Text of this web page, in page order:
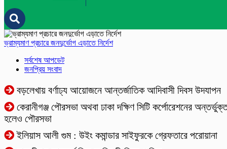
ভ্রাম্যমাণ প্রচারে জনদুর্ভোগ এড়াতে নির্দেশ
সর্বশেষ আপডেট
জনপ্রিয় সংবাদ
বড়লেখায় বর্ণাঢ্য আয়োজনে আন্তর্জাতিক আদিবাসী দিবস উদযাপন
কেরানীগঞ্জ পৌরসভা অথবা ঢাকা দক্ষিণ সিটি কর্পোরেশনের
হলেও পৌরসভা
ইলিয়াস আলী গুম : উইং কমান্ডার সাইফুরকে গ্রেফতারে পরোয়ানা